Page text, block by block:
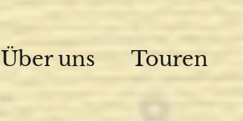
Über uns Touren